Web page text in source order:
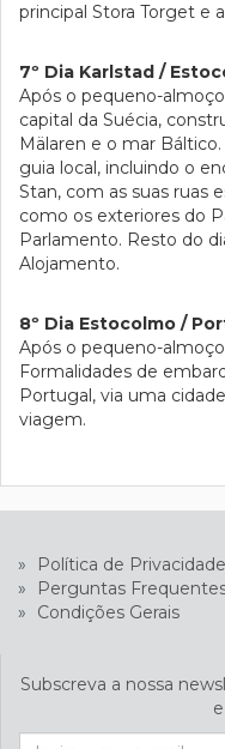
principal Stora Torget e
7º Dia Karlstad /
Após o pequeno-
capital da Suécia,
Mälaren e o mar
guia local, incluindo o
Stan, com as suas ruas
como os exteriores do
Parlamento. Resto do
Alojamento.
8º Dia Estocolmo /
Após o pequeno-
Formalidades de
Portugal, via uma
viagem.
» Política de Privacidade
»
Perguntas
»
Condições Gerais
Subscreva a nossa